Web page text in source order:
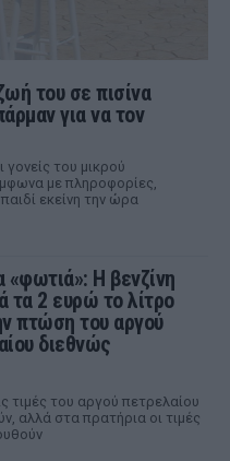
του σε πισίνα
για να τον
γονείς του μικρού
με πληροφορίες,
εκείνη την ώρα
«φωτιά»: Η βενζίνη
τα 2 ευρώ το λίτρο
πτώση του αργού
διεθνώς
τιμές του αργού πετρελαίου
αλλά στα πρατήρια οι τιμές